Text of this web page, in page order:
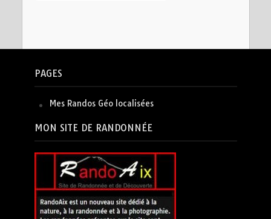
PAGES
Mes Randos Géo localisées
MON SITE DE RANDONNÉE